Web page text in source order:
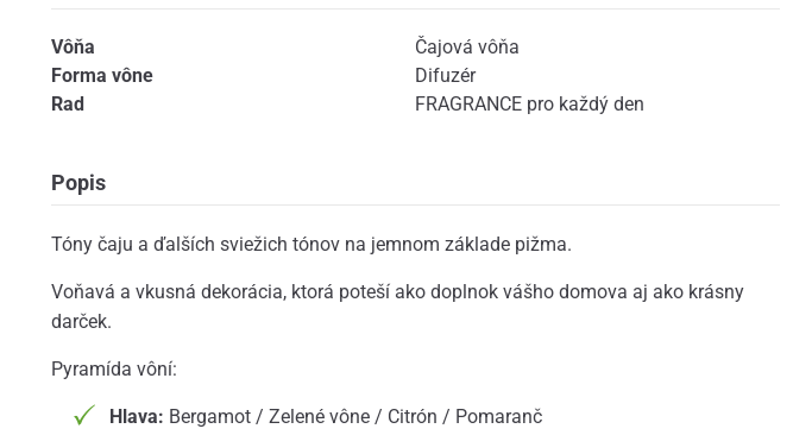
Vôňa
Čajová vôňa
Forma vône
Difuzér
Rad
FRAGRANCE pro každý den
Popis
Tóny čaju a ďalších sviežich tónov na jemnom základe pižma.
Voňavá a vkusná dekorácia, ktorá poteší ako doplnok vášho domova aj ako krásny
darček.
Pyramída vôní:
Hlava: Bergamot / Zelené vône / Citrón / Pomaranč